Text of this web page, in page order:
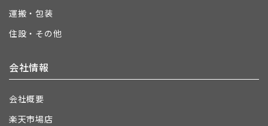
運搬・包装
住設・その他
会社情報
会社概要
楽天市場店